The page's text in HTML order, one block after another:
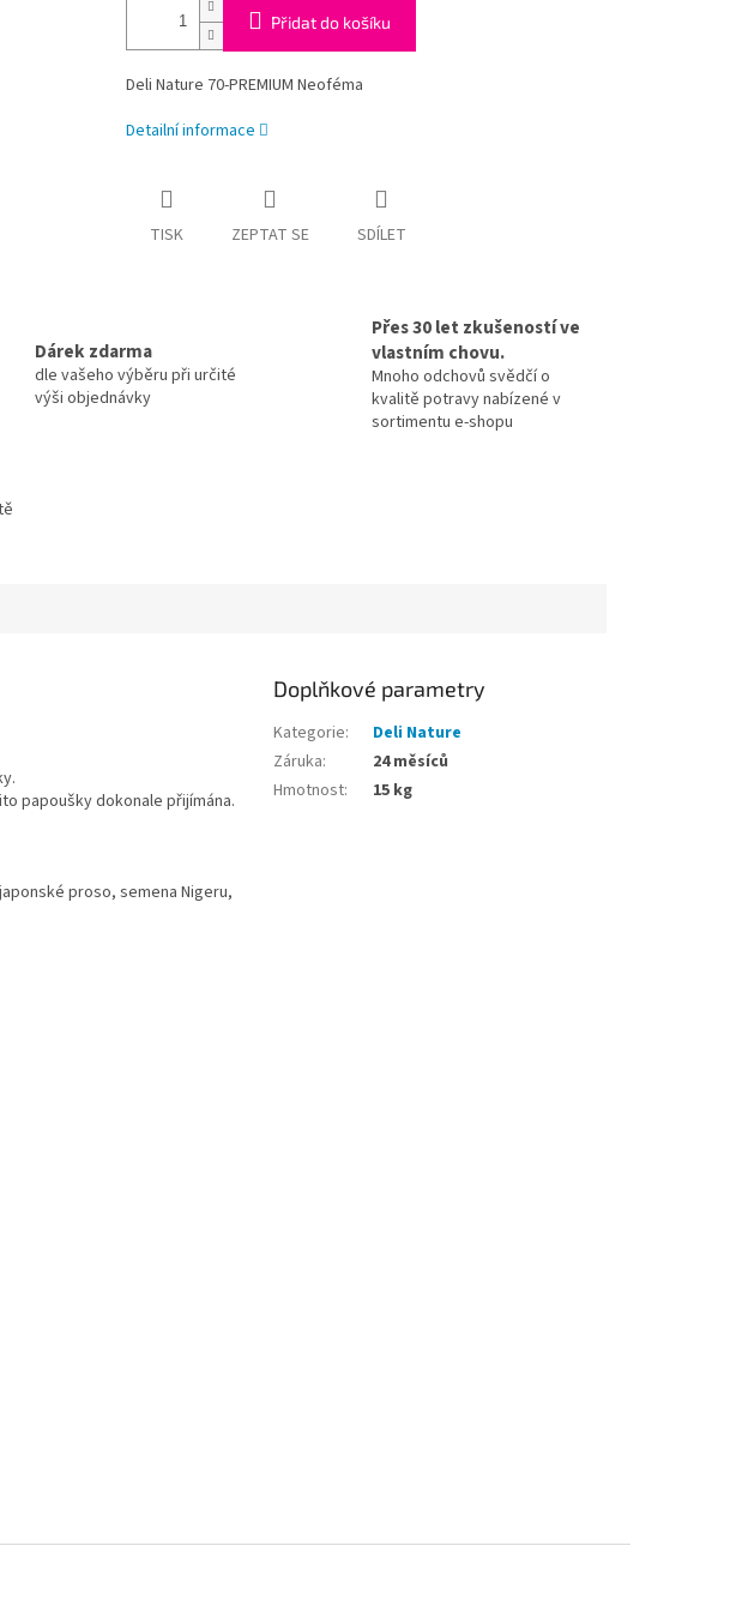
Přidat do košíku
Deli Nature 70-PREMIUM Neoféma
Detailní informace
TISK ZEPTAT SE SDÍLET
Dárek zdarma
dle vašeho výběru při určité
výši objednávky
Přes 30 let zkušeností ve
vlastním chovu.
Mnoho odchovů svědčí o
kvalitě potravy nabízené v
sortimentu e-shopu
papoušky dokonale přijímána.
proso, semena Nigeru,
Doplňkové parametry
Kategorie:
Deli Nature
Záruka:
24 měsíců
Hmotnost: 15 kg